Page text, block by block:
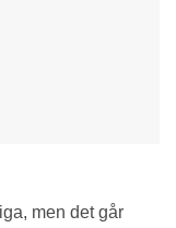
men det går